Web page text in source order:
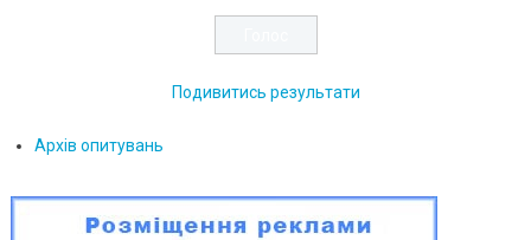
Подивитись результати
Архів опитувань